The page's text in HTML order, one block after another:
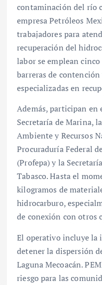
contaminación del río
empresa Petróleos
trabajadores para
recuperación del
labor se emplean
barreras de
especializadas en
Además, participan en
Secretaría de Marina,
Ambiente y Recursos
Procuraduría Federal
(Profepa) y la
Tabasco. Hasta el
kilogramos de
hidrocarburo,
de conexión con otros
El operativo incluye la
detener la dispersión
Laguna Mecoacán.
riesgo para las